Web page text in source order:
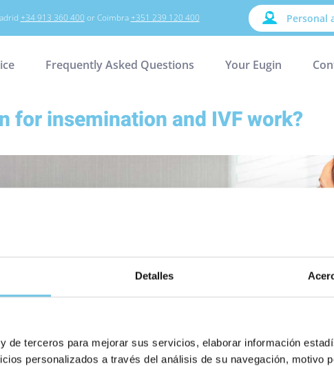
Detalles
de terceros para mejorar sus servicios, elaborar información
personalizados a través del análisis de su navegación, motivo
+34 913 360 400 or Coimbra+351 239 120 400 Personal
Frequently Asked Questions Your Eugin
for insemination and IVF work?
més a tu,
línia.